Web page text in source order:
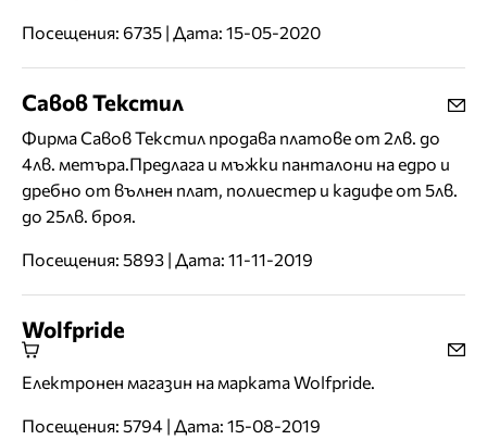
Посещения: 6735 | Дата: 15-05-2020
Савов Текстил
Фирма Савов Текстил продава платове от 2лв. до
4лв. метъра.Предлага и мъжки панталони на едро и
дребно от вълнен плат, полиестер и кадифе от 5лв.
до 25лв. броя.
Посещения: 5893 | Дата: 11-11-2019
Wolfpride
Електронен магазин на марката Wolfpride.
Посещения: 5794 | Дата: 15-08-2019